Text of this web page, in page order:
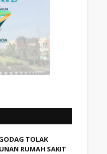
TOLAK
RUMAH SAKIT